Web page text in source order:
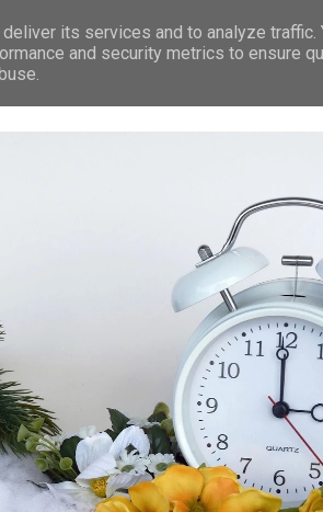
LEDEČ N/S. PREMIUM TIP NA
its services and to analyze traffic.
and security metrics to ensure